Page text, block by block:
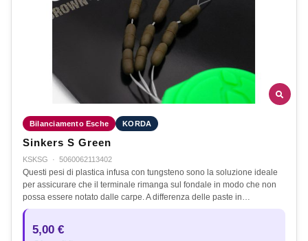
Bilanciamento Esche KORDA
Sinkers S Green
KSKSG · 5060062113402
Questi pesi di plastica infusa con tungsteno sono la soluzione ideale
per assicurare che il terminale rimanga sul fondale in modo che non
possa essere notato dalle carpe. A differenza delle paste in…
5,00 €